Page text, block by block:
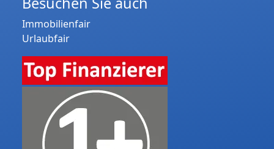
Immobilienfair
Urlaubfair